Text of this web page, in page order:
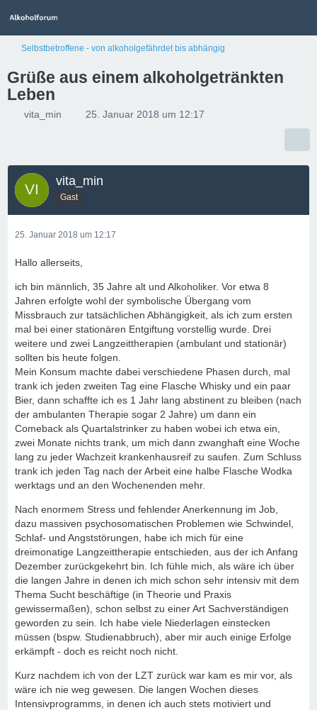
Selbstbetroffene - von alkoholgefährdet bis abhängig
Grüße aus einem alkoholgetränkten
Leben
vita_min 25. Januar 2018 um 12:17
vita_min
Gast
25. Januar 2018 um 12:17
Hallo allerseits,
ich bin männlich, 35 Jahre alt und Alkoholiker. Vor etwa 8
Jahren erfolgte wohl der symbolische Übergang vom
Missbrauch zur tatsächlichen Abhängigkeit, als ich zum ersten
mal bei einer stationären Entgiftung vorstellig wurde. Drei
weitere und zwei Langzeittherapien (ambulant und stationär)
sollten bis heute folgen.
Mein Konsum machte dabei verschiedene Phasen durch, mal
trank ich jeden zweiten Tag eine Flasche Whisky und ein paar
Bier, dann schaffte ich es 1 Jahr lang abstinent zu bleiben (nach
der ambulanten Therapie sogar 2 Jahre) um dann ein
Comeback als Quartalstrinker zu haben wobei ich etwa ein,
zwei Monate nichts trank, um mich dann zwanghaft eine Woche
lang zu jeder Wachzeit krankenhausreif zu saufen. Zum Schluss
trank ich jeden Tag nach der Arbeit eine halbe Flasche Wodka
werktags und an den Wochenenden mehr.
Nach enormem Stress und fehlender Anerkennung im Job,
dazu massiven psychosomatischen Problemen wie Schwindel,
Schlaf- und Angststörungen, habe ich mich für eine
dreimonatige Langzeittherapie entschieden, aus der ich Anfang
Dezember zurückgekehrt bin. Ich fühle mich, als wäre ich über
die langen Jahre in denen ich mich schon sehr intensiv mit dem
Thema Sucht beschäftige (in Theorie und Praxis
gewissermaßen), schon selbst zu einer Art Sachverständigen
geworden zu sein. Ich habe viele Niederlagen einstecken
müssen (bspw. Studienabbruch), aber mir auch einige Erfolge
erkämpft - doch es reicht noch nicht.
Kurz nachdem ich von der LZT zurück war kam es mir vor, als
wäre ich nie weg gewesen. Die langen Wochen dieses
Intensivprogramms, in denen ich auch stets motiviert und